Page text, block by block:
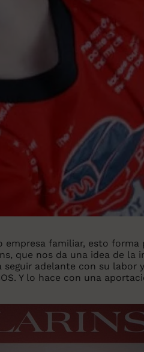
familiar, esto forma
que nos da una idea de la
adelante con su labor
Y lo hace con una